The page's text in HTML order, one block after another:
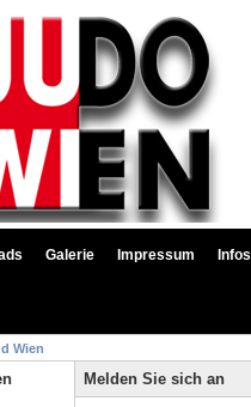
Galerie Impressum Infos
Wien
Melden Sie sich an